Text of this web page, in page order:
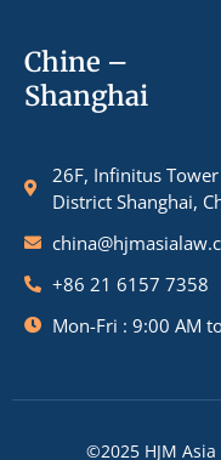
Chine –
Shanghai
26F, Infinitus
District Shanghai,
+86 21 6157 7358
Mon-Fri : 9:00 AM
©2025 HJM